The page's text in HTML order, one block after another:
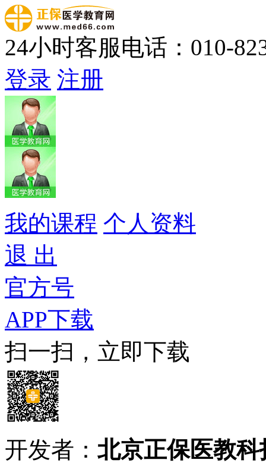
24小时客服电话：010-
登录 注册
我的课程 个人资料
退 出
官方号
APP下载
扫一扫，立即下载
开发者： 北京正保医教